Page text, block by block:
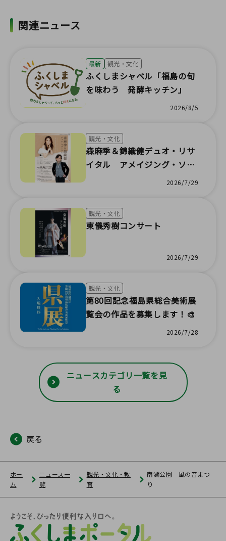
関連ニュース
最新 観光・文化
ふくしまシャベル「福島の旬
を味わう 発酵キッチン」
2026/8/5
観光・文化
森麻季＆錦織健デュオ・リサ
イタル アメイジング・ソン
2026/7/29
観光・文化
東儀秀樹コンサート
2026/7/29
観光・文化
第80回記念福島県総合美術展
覧会の作品を募集します！🎨
2026/7/28
ニュースカテゴリ一覧を見
る
戻る
ホー
ム
ニュース一
覧
観光・文化・教
育
南湖公園 風の音まつ
り